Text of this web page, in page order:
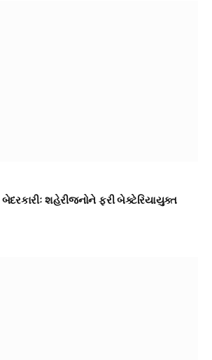
શહેરીજનોને ફરી બેક્ટેરિયાયુક્ત